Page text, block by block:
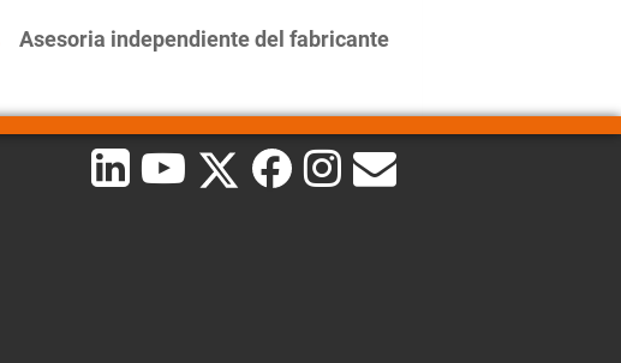
Asesoria independiente del fabricante